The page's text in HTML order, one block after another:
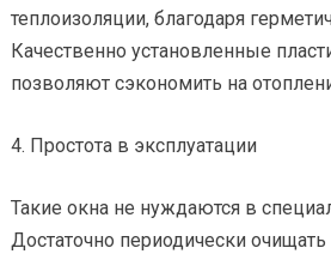
теплоизоляции, благодаря
Качественно установленные
позволяют сэкономить на
4. Простота в эксплуатации
Такие окна не нуждаются в
Достаточно периодически